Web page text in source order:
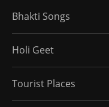
Bhakti Songs
Holi Geet
Tourist Places